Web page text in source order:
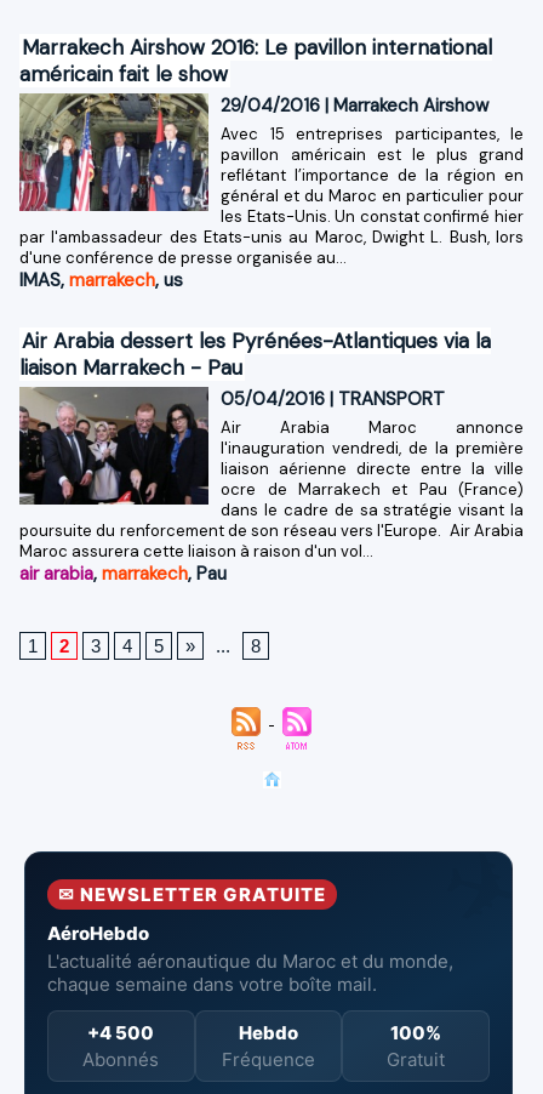
Marrakech Airshow 2016: Le pavillon international
américain fait le show
29/04/2016 |Marrakech Airshow
Avec 15 entreprises participantes, le
pavillon américain est le plus grand
reflétant l’importance de la région en
général et du Maroc en particulier pour
les Etats-Unis. Un constat confirmé hier
par l'ambassadeur des Etats-unis au Maroc, Dwight L. Bush, lors
d'une conférence de presse organisée au...
IMAS, marrakech, us
Air Arabia dessert les Pyrénées-Atlantiques via la
liaison Marrakech - Pau
05/04/2016 | TRANSPORT
Air Arabia Maroc annonce
l'inauguration vendredi, de la première
liaison aérienne directe entre la ville
ocre de Marrakech et Pau (France)
dans le cadre de sa stratégie visant la
poursuite du renforcement de son réseau vers l'Europe. Air Arabia
Maroc assurera cette liaison à raison d'un vol...
air arabia, marrakech, Pau
1 2 3 4 5 » ... 8
✉ NEWSLETTER GRATUITE
AéroHebdo
L'actualité aéronautique du Maroc et du monde,
chaque semaine dans votre boîte mail.
+4 500
Abonnés
Hebdo
Fréquence
100%
Gratuit